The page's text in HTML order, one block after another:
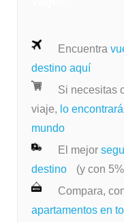
Encuentra
destino aquí
Si necesitas
viaje, lo
mundo
El mejor
destino
(y con
Compara,
apartamentos en